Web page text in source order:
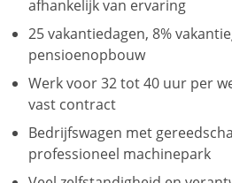
afhankelijk van ervaring
25 vakantiedagen, 8%
pensioenopbouw
Werk voor 32 tot 40 uur per
vast contract
Bedrijfswagen met
professioneel machinepark